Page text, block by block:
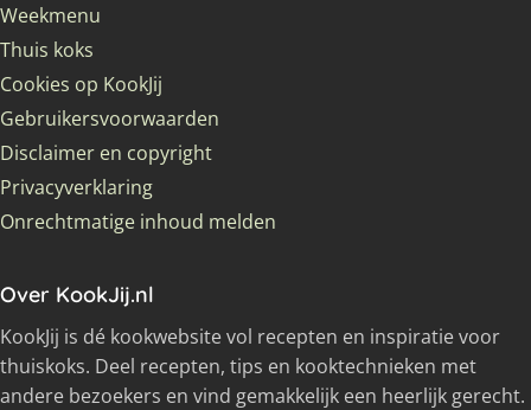
Weekmenu
Thuis koks
Cookies op KookJij
Gebruikersvoorwaarden
Disclaimer en copyright
Privacyverklaring
Onrechtmatige inhoud melden
Over KookJij.nl
KookJij is dé kookwebsite vol recepten en inspiratie voor
thuiskoks. Deel recepten, tips en kooktechnieken met
andere bezoekers en vind gemakkelijk een heerlijk gerecht.